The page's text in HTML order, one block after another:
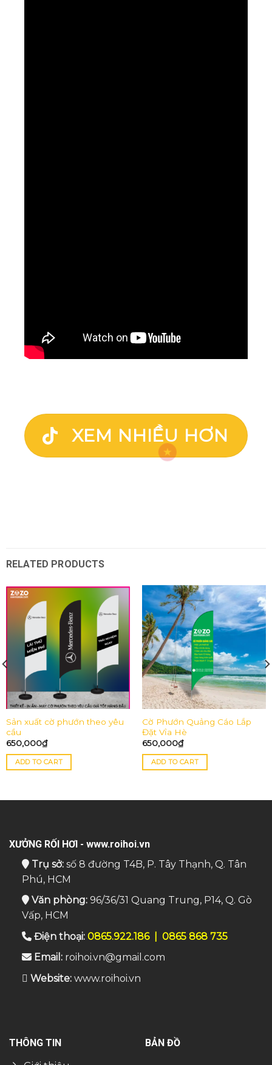
XEM NHIỀU HƠN
RELATED PRODUCTS
Sản xuất cờ phướn theo yêu
cầu
650,000₫
ADD TO CART
Cờ Phướn Quảng Cáo Lắp
Đặt Vỉa Hè
650,000₫
ADD TO CART
XƯỞNG RỐI HƠI - www.roihoi.vn
Trụ sở:số 8 đường T4B, P. Tây Thạnh, Q. Tân
Phú, HCM
Văn phòng:96/36/31 Quang Trung, P14, Q. Gò
Vấp, HCM
Điện thoại: 0865.922.186| 0865 868 735
Email:roihoi.vn@gmail.com
Website: www.roihoi.vn
THÔNG TIN
BẢN ĐỒ